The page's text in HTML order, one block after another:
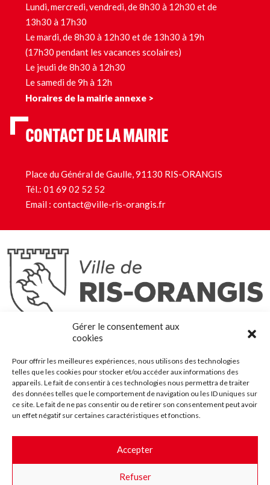
Gérer le consentement aux
cookies
Pour offrir les meilleures expériences, nous utilisons des technologies
telles que les cookies pour stocker et/ou accéder aux informations des
appareils. Le fait de consentir à ces technologies nous permettra de traiter
des données telles que le comportement de navigation ou les ID uniques sur
ce site. Le fait de ne pas consentir ou de retirer son consentement peut avoir
un effet négatif sur certaines caractéristiques et fonctions.
Accepter
Refuser
Lundi, mercredi, vendredi, de 8h30 à 12h30 et de
13h30 à 17h30
Le mardi, de 8h30 à 12h30 et de 13h30 à 19h
(17h30 pendant les vacances scolaires)
Le jeudi de 8h30 à 12h30
Le samedi de 9h à 12h
Horaires de la mairie annexe >
CONTACT DE LA MAIRIE
Place du Général de Gaulle, 91130 RIS-ORANGIS
Tél.: 01 69 02 52 52
Email : contact@ville-ris-orangis.fr
Ris-Orangis
@2022 — Tous droits réservés
Plan du site
Contact
Accessibilité
Crédits
Les marchés publics
Suggestions & Améliorations